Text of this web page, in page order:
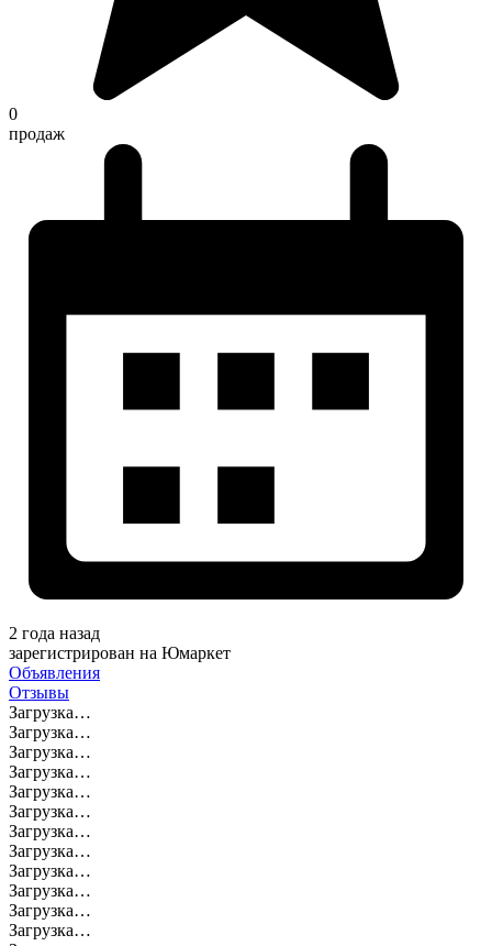
0
продаж
2 года назад
зарегистрирован на Юмаркет
Объявления
Отзывы
Загрузка…
Загрузка…
Загрузка…
Загрузка…
Загрузка…
Загрузка…
Загрузка…
Загрузка…
Загрузка…
Загрузка…
Загрузка…
Загрузка…